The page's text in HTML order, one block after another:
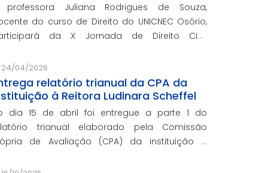
professora Juliana Rodrigues de Souza,
do curso de Direito do UNICNEC Osório,
da X Jornada de Direito Civil,
da Justiça Federal (CEJ/CJF), nos dias
e 16 de junho, em Br
24/04/2026
relatório trianual da CPA da
à Reitora Ludinara Scheffel
15 de abril foi entregue a parte 1 do
trianual elaborado pela Comissão
de Avaliação (CPA) da instituição à